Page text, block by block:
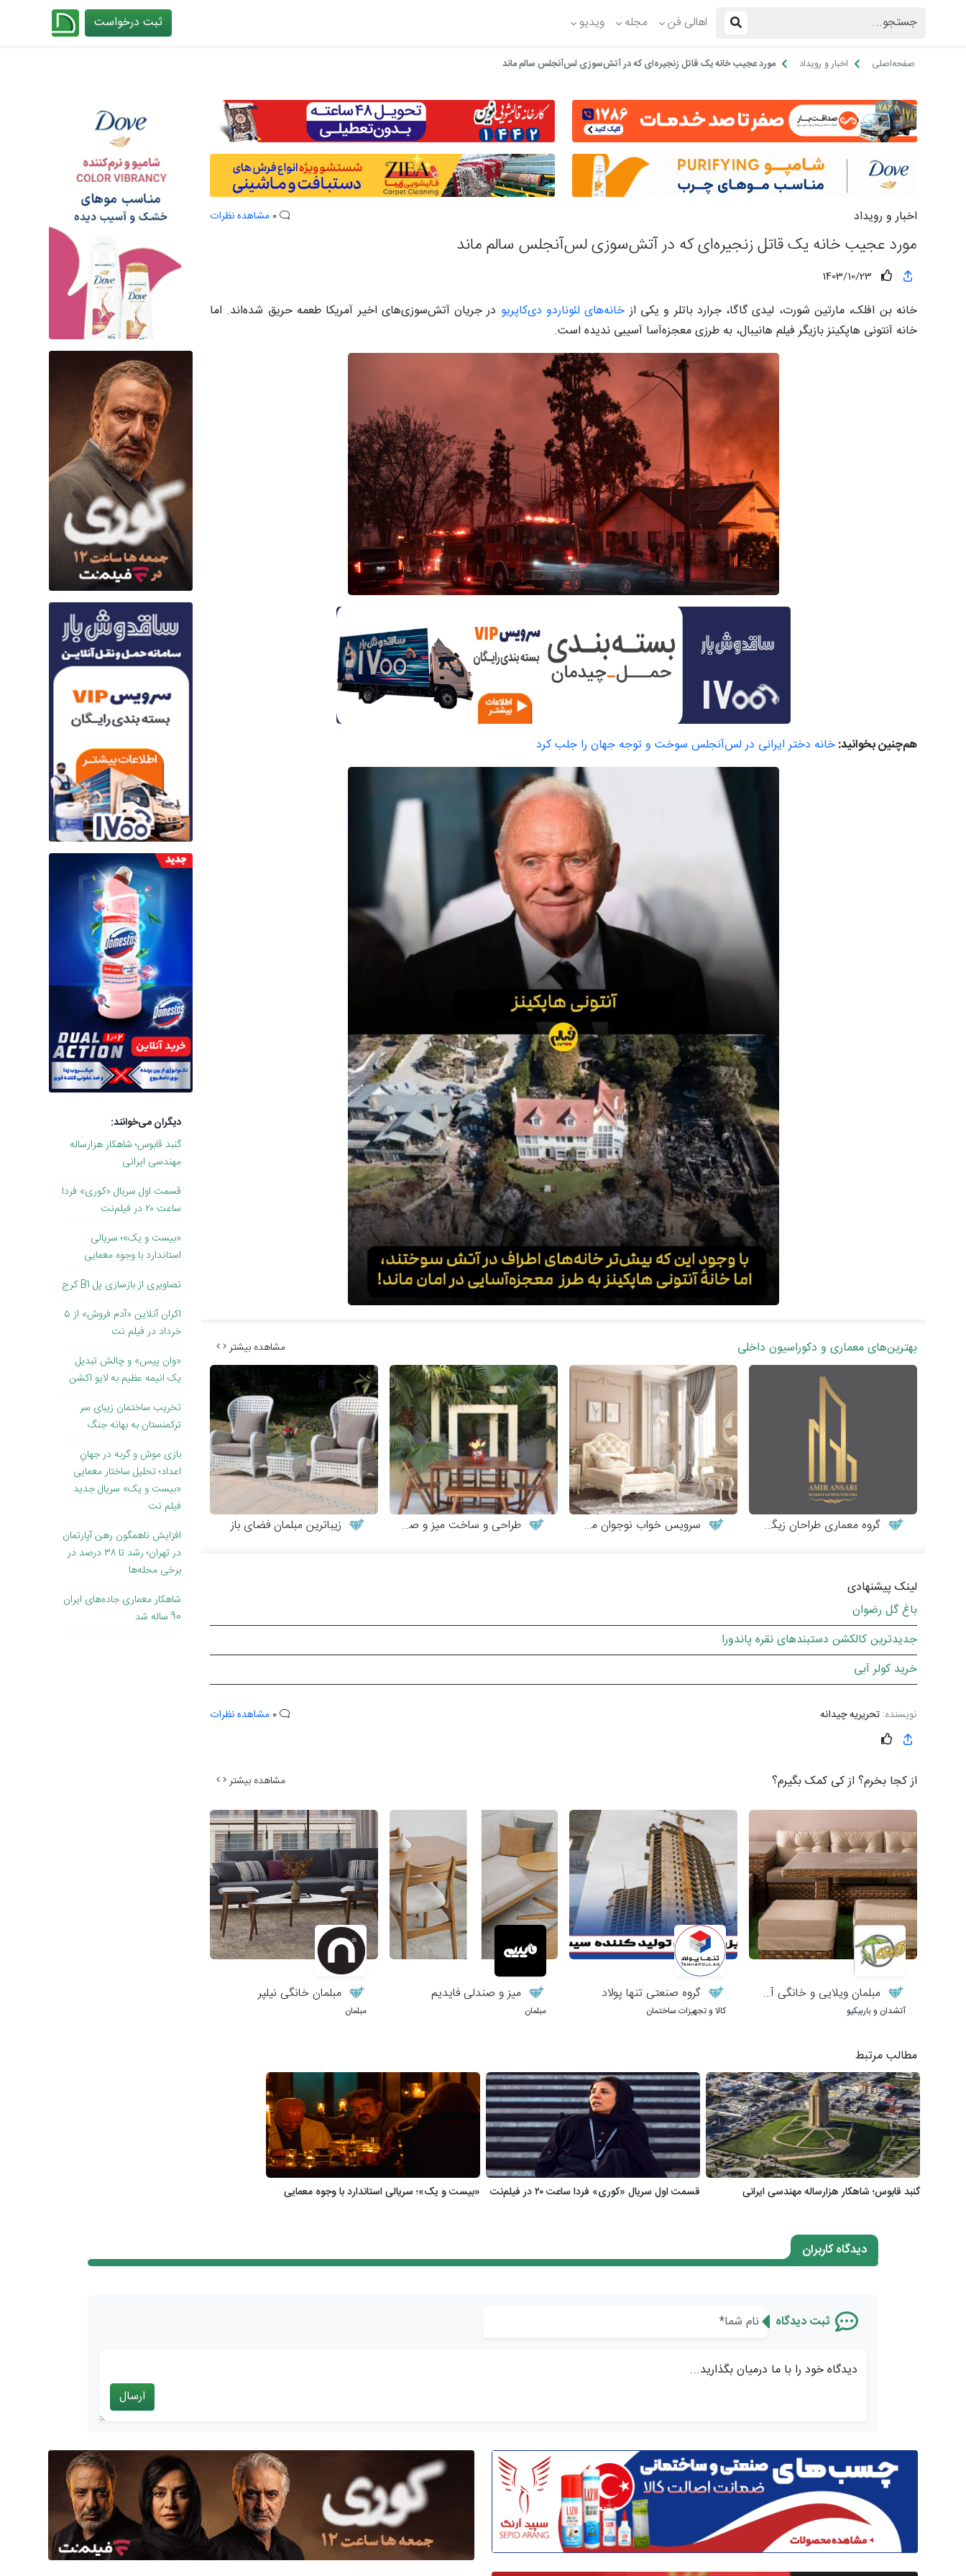
اهالی فن مجله ویدیو ثبت درخواست
صفحه‌اصلی اخبار و رویداد مورد عجیب خانه یک قاتل زنجیره‌ای که در آتش‌سوزی لس‌آنجلس سالم ماند
اخبار و رویداد مشاهده نظرات
مورد عجیب خانه یک قاتل زنجیره‌ای که در آتش‌سوزی لس‌آنجلس سالم ماند
1403/10/23
خانه بن افلک، مارتین شورت، لیدی گاگا، جرارد باتلر و یکی ازخانه‌های لئوناردو دی‌کاپریو در جریان آتش‌سوزی‌های اخیر آمریکا طعمه حریق شده‌اند. اما
خانه آنتونی هاپکینز بازیگر فیلم هانیبال، به طرزی معجزه‌آسا آسیبی ندیده است.
هم‌چنین بخوانید:خانه دختر ایرانی در لس‌آنجلس سوخت و توجه جهان را جلب کرد
بهترین‌های معماری و دکوراسیون داخلی مشاهده بیشتر
گروه معماری طراحان زیگورات سرویس خواب نوجوان مدل کاترینا طراحی و ساخت میز و صندلی چوبی زیباترین مبلمان فضای باز
لینک پیشنهادی
باغ گل رضوان
جدیدترین کالکشن دستبندهای نقره پاندورا
خرید کولر آبی
نویسنده: تحریریه چیدانه مشاهده نظرات
از کجا بخرم؟ از کی کمک بگیرم؟ مشاهده بیشتر
مبلمان ویلایی و خانگی آلاچیق
آتشدان و باربیکیو
گروه صنعتی تنها پولاد
کالا و تجهیزات ساختمان
میز و صندلی فایدیم
مبلمان
مبلمان خانگی نیلپر
مبلمان
مطالب مرتبط
گنبد قابوس؛ شاهکار هزارساله مهندسی ایرانی قسمت اول سریال «کوری» فردا ساعت ۲۰ در فیلم‌نت «بیست و یک»؛ سریالی استاندارد با وجوه معمایی
دیگران می‌خوانند:
گنبد قابوس؛ شاهکار هزارساله
مهندسی ایرانی
قسمت اول سریال «کوری» فردا
ساعت ۲۰ در فیلم‌نت
«بیست و یک»؛ سریالی
استاندارد با وجوه معمایی
تصاویری از بازسازی پل B1 کرج
اکران آنلاین «آدم فروش» از ۵
خرداد در فیلم نت
«وان پیس» و چالش تبدیل
یک انیمه عظیم به لایو اکشن
تخریب ساختمان زیبای سر
ترکمنستان به بهانه جنگ
بازی موش و گربه در جهانِ
اعداد؛ تحلیل ساختار معمایی
«بیست و یک» سریال جدید
فیلم نت
افزایش ناهمگون رهن آپارتمان
در تهران؛ رشد تا ۳۸ درصد در
برخی محله‌ها
شاهکار معماری جاده‌های ایران
90 ساله شد
دیدگاه کاربران
ثبت دیدگاه
دیدگاه خود را با ما درمیان بگذارید...
ارسال